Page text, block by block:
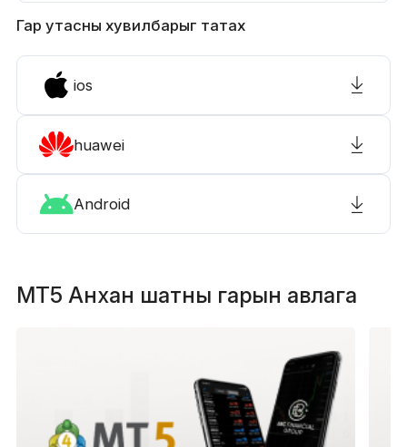
Гар утасны хувилбарыг татах
ios
huawei
Android
MT5 Анхан шатны гарын авлага